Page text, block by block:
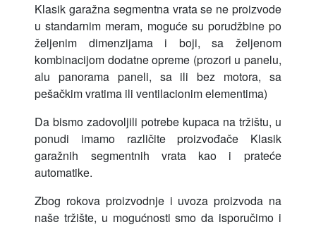
Klasik garažna segmentna vrata se ne proizvode
u standarnim meram, moguće su porudžbine po
željenim dimenzijama i boji, sa željenom
kombinacijom dodatne opreme (prozori u panelu,
alu panorama paneli, sa ili bez motora, sa
pešačkim vratima ili ventilacionim elementima)
Da bismo zadovoljili potrebe kupaca na tržištu, u
ponudi imamo različite proizvođače Klasik
garažnih segmentnih vrata kao i prateće
automatike.
Zbog rokova proizvodnje i uvoza proizvoda na
naše tržište, u mogućnosti smo da isporučimo i